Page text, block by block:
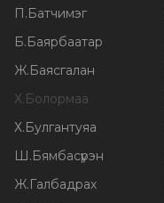
П.Батчимэг
Б.Баярбаатар
Ж.Баясгалан
Х.Болормаа
Х.Булгантуяа
Ш.Бямбасүрэн
Ж.Галбадрах